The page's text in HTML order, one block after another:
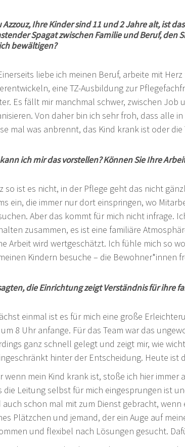
Azzouz, Ihre Kinder sind 11 und 2 Jahre alt, ist
Spagat zwischen Familie und Beruf, den
bewältigen?
liebe ich meinen Beruf, arbeite mit
eine TZ-Ausbildung zur
Es fällt mir manchmal schwer, zwischen Job
Von daher bin ich sehr froh, dass alle
mal was anbrennt, das Kind krank ist oder
ich mir das vorstellen? Können Sie Ihre
so ist es nicht, in der Pflege geht das nicht
ein, die immer nur dort einspringen, wo
Aber das kommt für mich nicht infrage.
zusammen, es ist eine familiäre
Arbeit wird wertgeschätzt. Ich fühle mich so
Kindern besuche – die Bewohner*innen
die Einrichtung zeigt Verständnis für ihre
einmal ist es für mich eine große
8 Uhr anfange. Für das Team war das
ganz schnell gelegt und zeigt mir, wie
hinter der Entscheidung. Heute ist
wenn mein Kind krank ist, stoße ich hier
die Leitung selbst für mich eingesprungen ist
auch schon mal mit zum Dienst gebracht,
Plätzchen und jemand, der ein Auge auf
und flexibel nach Lösungen gesucht.